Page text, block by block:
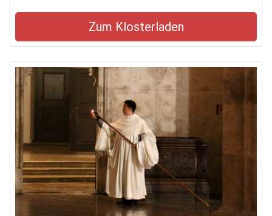
Zum Klosterladen